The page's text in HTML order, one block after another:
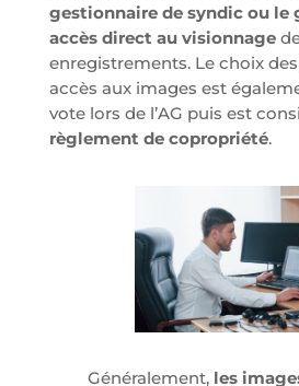
gestionnaire de syndic ou le
accès direct au visionnage
enregistrements. Le choix
accès aux images est
vote lors de l’AG puis est
règlement de copropriété.
Généralement, les